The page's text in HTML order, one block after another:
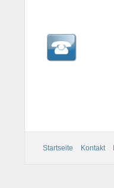
Startseite Kontakt